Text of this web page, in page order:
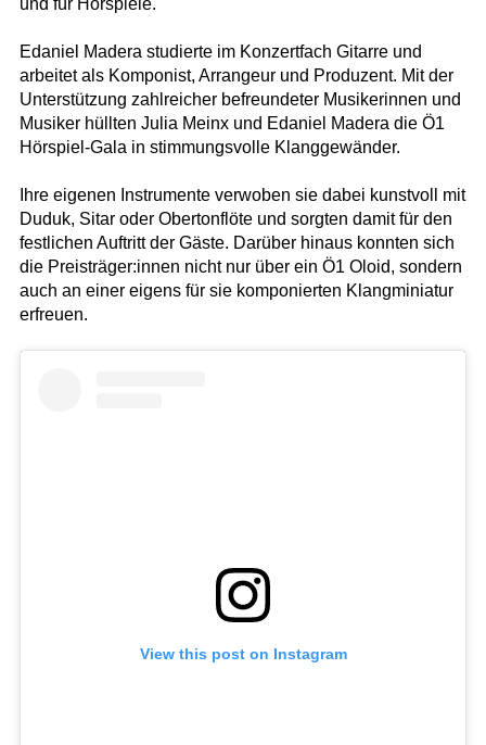
und für Hörspiele.
Edaniel Madera studierte im Konzertfach Gitarre und
arbeitet als Komponist, Arrangeur und Produzent. Mit der
Unterstützung zahlreicher befreundeter Musikerinnen und
Musiker hüllten Julia Meinx und Edaniel Madera die Ö1
Hörspiel-Gala in stimmungsvolle Klanggewänder.
Ihre eigenen Instrumente verwoben sie dabei kunstvoll mit
Duduk, Sitar oder Obertonflöte und sorgten damit für den
festlichen Auftritt der Gäste. Darüber hinaus konnten sich
die Preisträger:innen nicht nur über ein Ö1 Oloid, sondern
auch an einer eigens für sie komponierten Klangminiatur
erfreuen.
View this post on Instagram